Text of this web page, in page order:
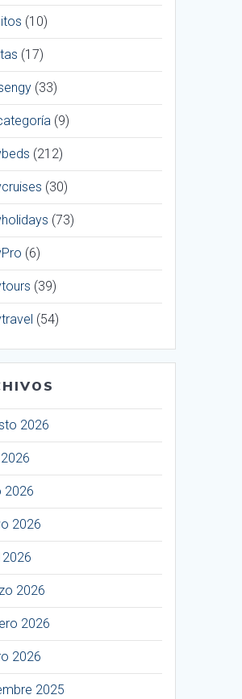
(10)
(17)
(33)
(9)
(212)
(30)
(73)
(6)
(39)
(54)
2026
2026
2026
2026
2026
2026
2026
2025